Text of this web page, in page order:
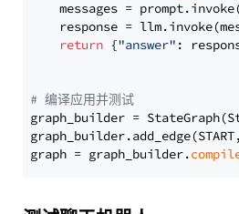
messages =
response =
return {"answer" :
# 编译应用并测试
graph_builder =
graph = graph_builder.